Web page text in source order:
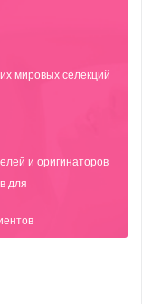
мировых селекций
и оригинаторов
для